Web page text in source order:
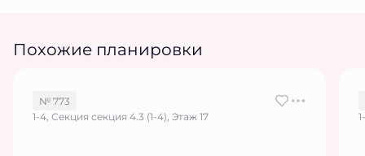
Похожие планировки
№ 773
1-4, Секция секция 4.3 (1-4), Этаж 17